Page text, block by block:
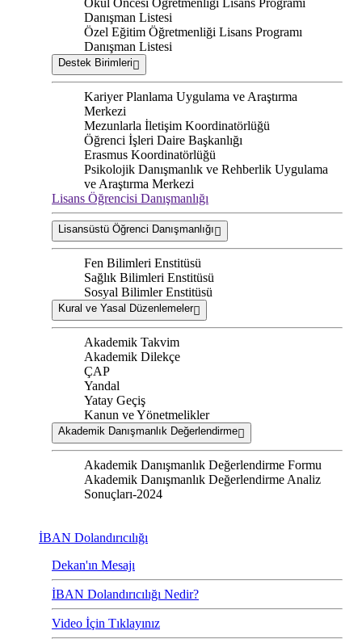
Okul Öncesi Öğretmenliği Lisans Programı
Danışman Listesi
Özel Eğitim Öğretmenliği Lisans Programı
Danışman Listesi
Destek Birimleri
Kariyer Planlama Uygulama ve Araştırma
Merkezi
Mezunlarla İletişim Koordinatörlüğü
Öğrenci İşleri Daire Başkanlığı
Erasmus Koordinatörlüğü
Psikolojik Danışmanlık ve Rehberlik Uygulama
ve Araştırma Merkezi
Lisans Öğrencisi Danışmanlığı
Lisansüstü Öğrenci Danışmanlığı
Fen Bilimleri Enstitüsü
Sağlık Bilimleri Enstitüsü
Sosyal Bilimler Enstitüsü
Kural ve Yasal Düzenlemeler
Akademik Takvim
Akademik Dilekçe
ÇAP
Yandal
Yatay Geçiş
Kanun ve Yönetmelikler
Akademik Danışmanlık Değerlendirme
Akademik Danışmanlık Değerlendirme Formu
Akademik Danışmanlık Değerlendirme Analiz
Sonuçları-2024
İBAN Dolandırıcılığı
Dekan'ın Mesajı
İBAN Dolandırıcılığı Nedir?
Video İçin Tıklayınız